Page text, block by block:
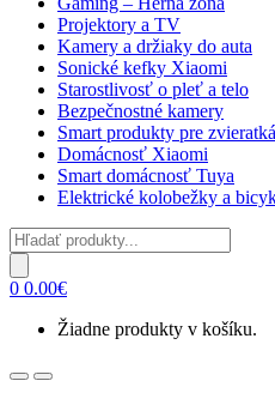
Projektory a TV
Kamery a držiaky do auta
Sonické kefky Xiaomi
Starostlivosť o pleť a telo
Bezpečnostné kamery
Smart produkty pre zvieratká
Domácnosť Xiaomi
Smart domácnosť Tuya
Elektrické kolobežky a
Products
search
0 0.00€
Žiadne produkty v košíku.
OpenClose